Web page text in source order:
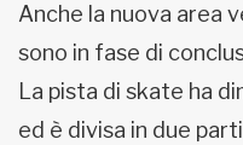
Anche la nuova area
sono in fase di
La pista di skate ha
ed è divisa in due